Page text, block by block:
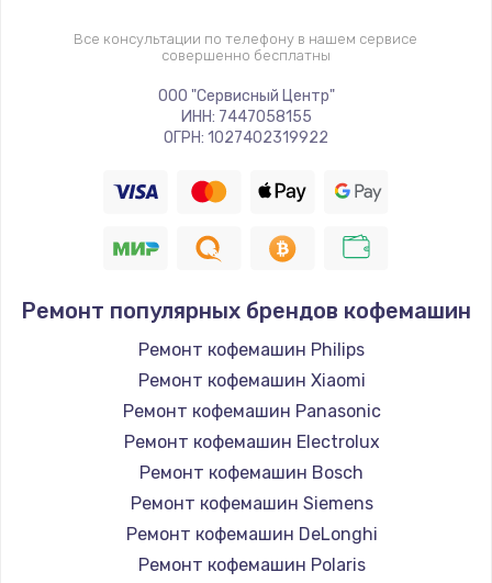
Все консультации по телефону в нашем сервисе
совершенно бесплатны
ООО "Сервисный Центр"
ИНН: 7447058155
ОГРН: 1027402319922
Ремонт популярных брендов кофемашин
Ремонт кофемашин Philips
Ремонт кофемашин Xiaomi
Ремонт кофемашин Panasonic
Ремонт кофемашин Electrolux
Ремонт кофемашин Bosch
Ремонт кофемашин Siemens
Ремонт кофемашин DeLonghi
Ремонт кофемашин Polaris